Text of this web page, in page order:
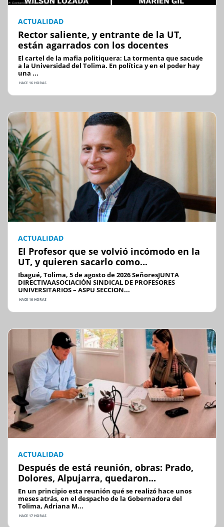
ACTUALIDAD
Rector saliente, y entrante de la UT,
están agarrados con los docentes
El cartel de la mafia politiquera: La tormenta que sacude
a la Universidad del Tolima. En política y en el poder hay
una ...
HACE 16 HORAS
ACTUALIDAD
El Profesor que se volvió incómodo en la
UT, y quieren sacarlo como...
Ibagué, Tolima, 5 de agosto de 2026 SeñoresJUNTA
DIRECTIVAASOCIACIÓN SINDICAL DE PROFESORES
UNIVERSITARIOS – ASPU SECCION...
HACE 16 HORAS
ACTUALIDAD
Después de está reunión, obras: Prado,
Dolores, Alpujarra, quedaron...
En un principio esta reunión qué se realizó hace unos
meses atrás, en el despacho de la Gobernadora del
Tolima, Adriana M...
HACE 17 HORAS